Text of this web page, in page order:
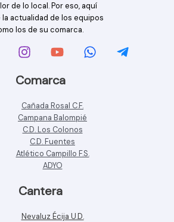
de lo local. Por eso, aquí
actualidad de los equipos
los de su comarca.
Comarca
Cañada Rosal C.F.
Campana Balompié
C.D. Los Colonos
C.D. Fuentes
Atlético Campillo F.S.
ADYO
Cantera
Nevaluz Écija U.D.